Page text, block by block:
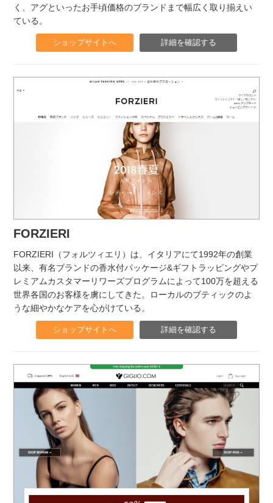
く、アグといったお手頃価格のブランドまで幅広く取り揃えい
ている。
ショップサイトへ 詳細を確認する
FORZIERI
FORZIERI（フォルツィエリ）は、イタリアにて1992年の創業
以来、有名ブランドの香水付パッケージ&ギフトラッピングやプ
レミアムカスタマーリワーズプログラムによって100万を超える
世界各国のお客様を虜にしてきた。ローカルのブティックのよ
うな細やかなケアを心がけている。
ショップサイトへ 詳細を確認する